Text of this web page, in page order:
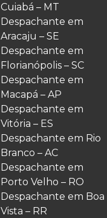
Cuiabá – MT
Despachante em
Aracaju – SE
Despachante em
Florianópolis – SC
Despachante em
Macapá – AP
Despachante em
Vitória – ES
Despachante em Rio
Branco – AC
Despachante em
Porto Velho – RO
Despachante em Boa
Vista – RR